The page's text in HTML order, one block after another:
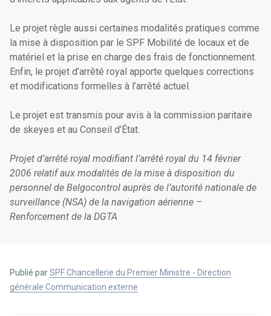
Le projet règle aussi certaines modalités pratiques comme
la mise à disposition par le SPF Mobilité de locaux et de
matériel et la prise en charge des frais de fonctionnement.
Enfin, le projet d’arrêté royal apporte quelques corrections
et modifications formelles à l’arrêté actuel.
Le projet est transmis pour avis à la commission paritaire
de skeyes et au Conseil d’État.
Projet d’arrêté royal modifiant l’arrêté royal du 14 février
2006 relatif aux modalités de la mise à disposition du
personnel de Belgocontrol auprès de l’autorité nationale de
surveillance (NSA) de la navigation aérienne –
Renforcement de la DGTA
Publié parSPF Chancellerie du Premier Ministre - Direction
générale Communication externe